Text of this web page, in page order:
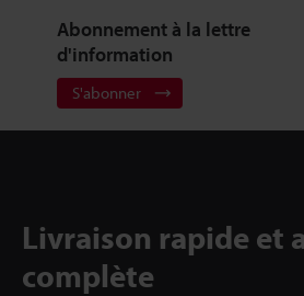
Abonnement à la lettre
d'information
S'abonner
Livraison rapide et
complète